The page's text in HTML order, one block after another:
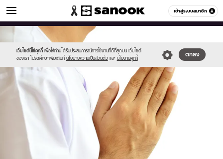
เข้าสู่ระบบสมาชิก
ดูดวง หมวดอื่นๆ
เว็บไซต์นี้ใช้คุกกี้ เพื่อให้ท่านได้รับประสบการณ์การใช้งานที่ดีที่สุดบน เว็บไซต์
ของเรา โปรดศึกษาเพิ่มเติมที่ นโยบายความเป็นส่วนตัว และ นโยบายคุกกี้
ตกลง
Sanook
//s.isanook.com/sr/0/images/logo-
new-
sanook.png
60060
//s.isanook.com/ho/0/ud/17/88367/pray3.jpg